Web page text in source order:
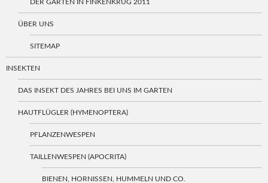
DER GARTEN IN FINKENKRUG 2011
ÜBER UNS
SITEMAP
INSEKTEN
DAS INSEKT DES JAHRES BEI UNS IM GARTEN
HAUTFLÜGLER (HYMENOPTERA)
PFLANZENWESPEN
TAILLENWESPEN (APOCRITA)
BIENEN, HORNISSEN, HUMMELN UND CO.